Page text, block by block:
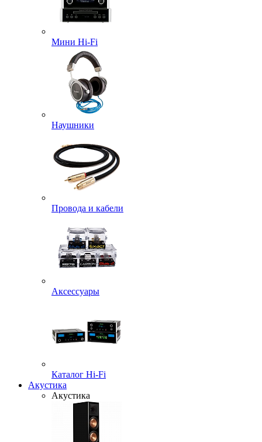
Мини Hi-Fi
Наушники
Провода и кабели
Аксессуары
Каталог Hi-Fi
Акустика
Акустика